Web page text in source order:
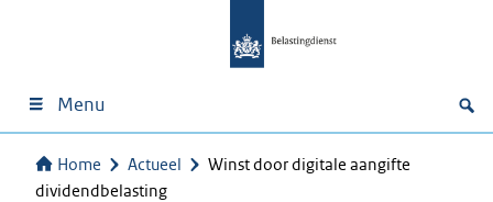
Menu
Home Actueel
Winst door digitale aangifte
dividendbelasting